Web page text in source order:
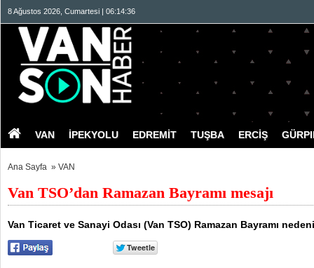
8 Ağustos 2026, Cumartesi | 06:14:37
VAN İPEKYOLU EDREMİT TUŞBA ERCİŞ
Ana Sayfa » VAN
Van TSO’dan Ramazan Bayramı mesajı
Van Ticaret ve Sanayi Odası (Van TSO) Ramazan Bayramı